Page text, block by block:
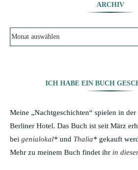
ARCHIV
ICH HABE EIN BUCH
Meine „Nachtgeschichten“ spielen in
Berliner Hotel. Das Buch ist seit März
bei genialokal* und Thalia* gekauft
Mehr zu meinem Buch findet ihr in